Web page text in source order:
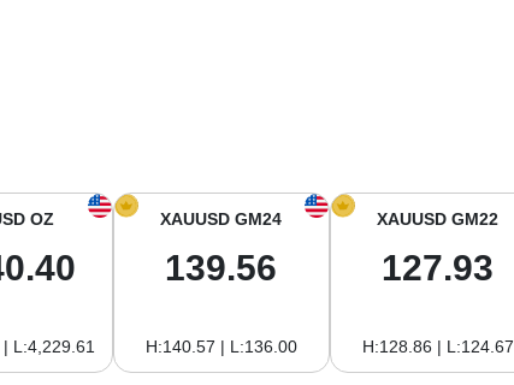
OZ
L:4,229.61
XAUUSD GM24
139.56
H:140.57 | L:136.00
XAUUSD GM22
127.93
H:128.86 | L:124.67